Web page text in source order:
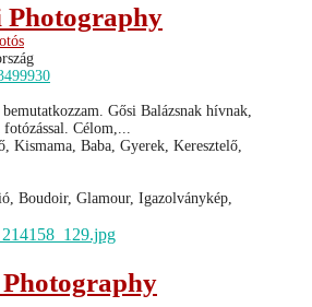
Photography
Gősi Balázsnak hívnak,
Célom,...
Kismama, Baba, Gyerek, Keresztelő,
Boudoir, Glamour, Igazolványkép,